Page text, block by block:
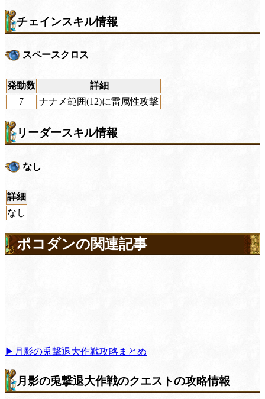
チェインスキル情報
スペースクロス
発動数
詳細
7
ナナメ範囲(12)に雷属性攻撃
リーダースキル情報
なし
詳細
なし
ポコダンの関連記事
▶月影の兎撃退大作戦攻略まとめ
月影の兎撃退大作戦のクエストの攻略情報